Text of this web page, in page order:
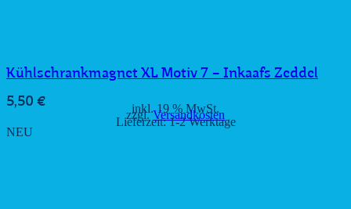
Kühlschrankmagnet XL Motiv 7 – Inkaafs Zeddel
5,50 € inkl. 19 % MwSt.
zzgl.Versandkosten
Lieferzeit:1-2 Werktage
NEU